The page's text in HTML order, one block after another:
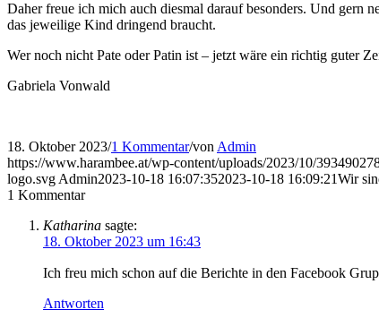
Daher freue ich mich auch diesmal darauf besonders. Und gern
das jeweilige Kind dringend braucht.
Wer noch nicht Pate oder Patin ist – jetzt wäre ein richtig guter
Gabriela Vonwald
18. Oktober 2023/1 Kommentar/von Admin
https://www.harambee.at/wp-content/uploads/2023/10/
logo.svg Admin2023-10-18 16:07:352023-10-18 16:09:21Wir
1 Kommentar
Katharina sagte:
18. Oktober 2023 um 16:43
Ich freu mich schon auf die Berichte in den Facebook
Antworten